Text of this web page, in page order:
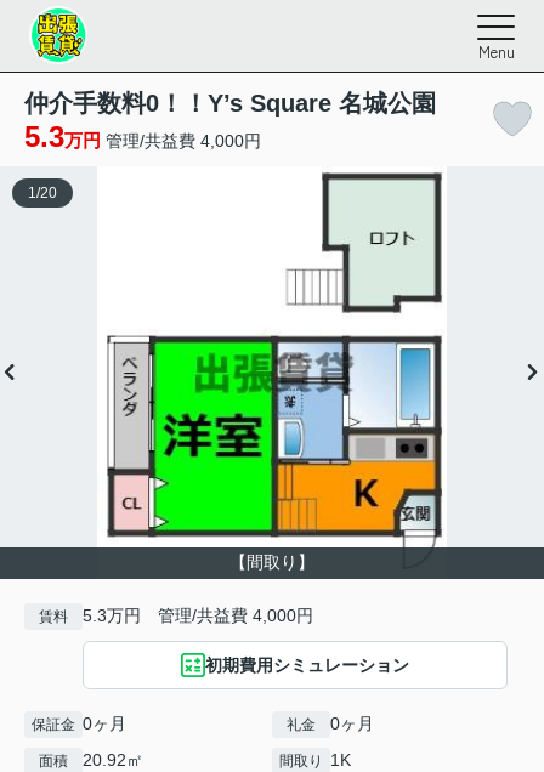
Menu
仲介手数料0！！Y’s Square 名城公園
5.3万円 管理/共益費 4,000円
【間取り】
1 /20
賃料 5.3万円 管理/共益費 4,000円
初期費用シミュレーション
保証金 0ヶ月 礼金 0ヶ月
面積 20.92㎡ 間取り 1K